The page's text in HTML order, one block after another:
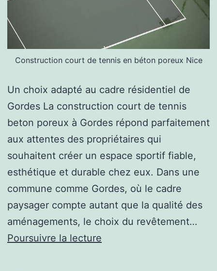
Construction court de tennis en béton poreux Nice
Un choix adapté au cadre résidentiel de
Gordes La construction court de tennis
beton poreux à Gordes répond parfaitement
aux attentes des propriétaires qui
souhaitent créer un espace sportif fiable,
esthétique et durable chez eux. Dans une
commune comme Gordes, où le cadre
paysager compte autant que la qualité des
aménagements, le choix du revêtement…
Poursuivre la lecture